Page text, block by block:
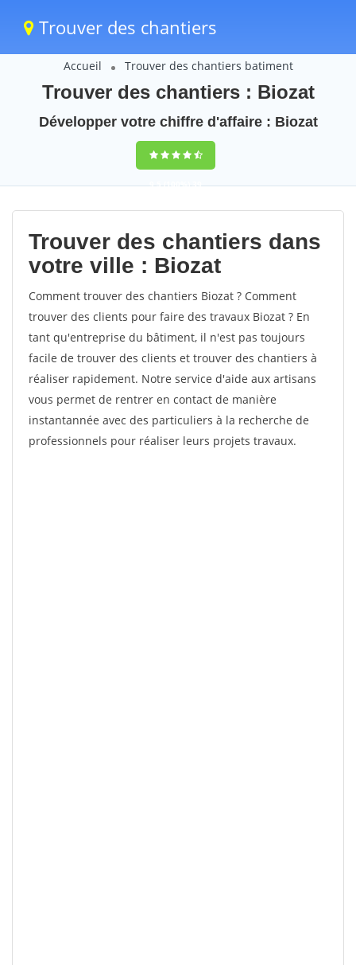
Trouver des chantiers
Accueil Trouver des chantiers batiment
Trouver des chantiers : Biozat
Développer votre chiffre d'affaire : Biozat
9,5(100%)39
votes
Trouver des chantiers dans
votre ville : Biozat
Comment trouver des chantiers Biozat ? Comment
trouver des clients pour faire des travaux Biozat ? En
tant qu'entreprise du bâtiment, il n'est pas toujours
facile de trouver des clients et trouver des chantiers à
réaliser rapidement. Notre service d'aide aux artisans
vous permet de rentrer en contact de manière
instantannée avec des particuliers à la recherche de
professionnels pour réaliser leurs projets travaux.